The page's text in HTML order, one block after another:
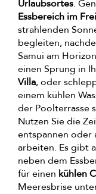
Urlaubsortes.
Essbereich im
strahlenden
begleiten,
Samui am
einen Sprung in
Villa, oder
einem kühlen
der Poolterrasse
Nutzen Sie die
entspannen oder
arbeiten. Es gibt
neben dem
für einen kühlen
Meeresbrise